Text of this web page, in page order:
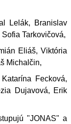
Lelák, Branislav
Tarkovičová,
Eliáš, Viktória
Michalčin,
Fecková,
Dujavová, Erik
"JONAS" a